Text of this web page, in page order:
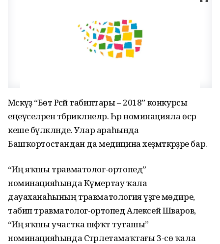
Мәскәүҙә “Бөтә Рәсәй табиптары – 2018” конкурсы
еңеүселәрен тәбрикләнеләр. Һәр номинацияла өсәр
кеше бүләкләнде. Улар араһында
Башҡортостандан да медицина хеҙмәткәрҙәре бар.
“Иң яҡшы травматолог-ортопед”
номинацияһында Күмертау ҡала
дауаханаһының травматология үҙәге мөдире,
табип травматолог-ортопед Алексей Шваров, ә
“Иң яҡшы участка шәфҡәт туташы”
номинацияһында Стәрлетамаҡтағы 3-сө ҡала